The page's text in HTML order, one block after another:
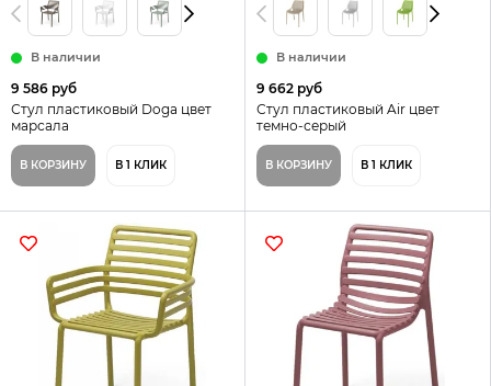
В наличии
9 586 руб
Стул пластиковый Doga цвет
марсала
В КОРЗИНУ В 1 КЛИК
В наличии
9 662 руб
Стул пластиковый Air цвет
темно-серый
В КОРЗИНУ В 1 КЛИК